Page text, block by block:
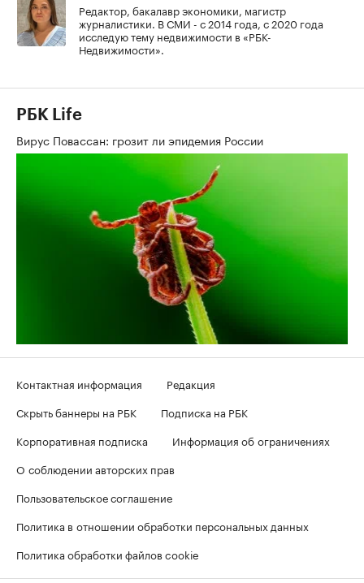
Редактор, бакалавр экономики, магистр
журналистики. В СМИ - с 2014 года, с 2020 года
исследую тему недвижимости в «РБК-
Недвижимости».
РБК Life
Вирус Повассан: грозит ли эпидемия России
Контактная информация
Редакция
Скрыть баннеры на РБК
Подписка на РБК
Корпоративная подписка
Информация об ограничениях
О соблюдении авторских прав
Пользовательское соглашение
Политика в отношении обработки персональных данных
Политика обработки файлов cookie